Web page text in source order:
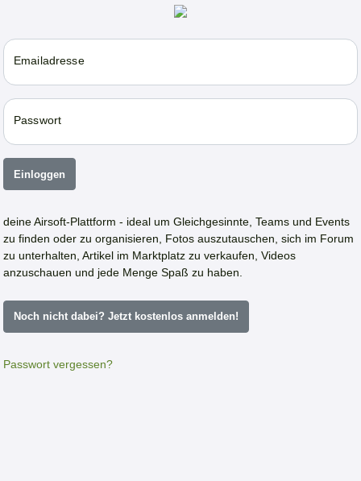
Emailadresse
Passwort
Einloggen
deine Airsoft-Plattform - ideal um Gleichgesinnte, Teams und Events
zu finden oder zu organisieren, Fotos auszutauschen, sich im Forum
zu unterhalten, Artikel im Marktplatz zu verkaufen, Videos
anzuschauen und jede Menge Spaß zu haben.
Noch nicht dabei? Jetzt kostenlos anmelden!
Passwort vergessen?